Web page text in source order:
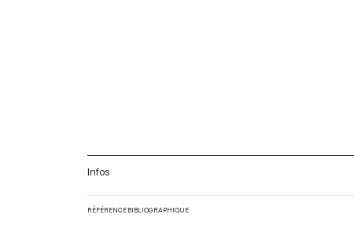
Infos
RÉFÉRENCE BIBLIOGRAPHIQUE